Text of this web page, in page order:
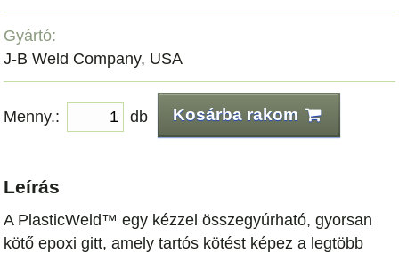
Gyártó:
J-B Weld Company, USA
Menny.: db Kosárba rakom
Leírás
A PlasticWeld™ egy kézzel összegyúrható, gyorsan
kötő epoxi gitt, amely tartós kötést képez a legtöbb